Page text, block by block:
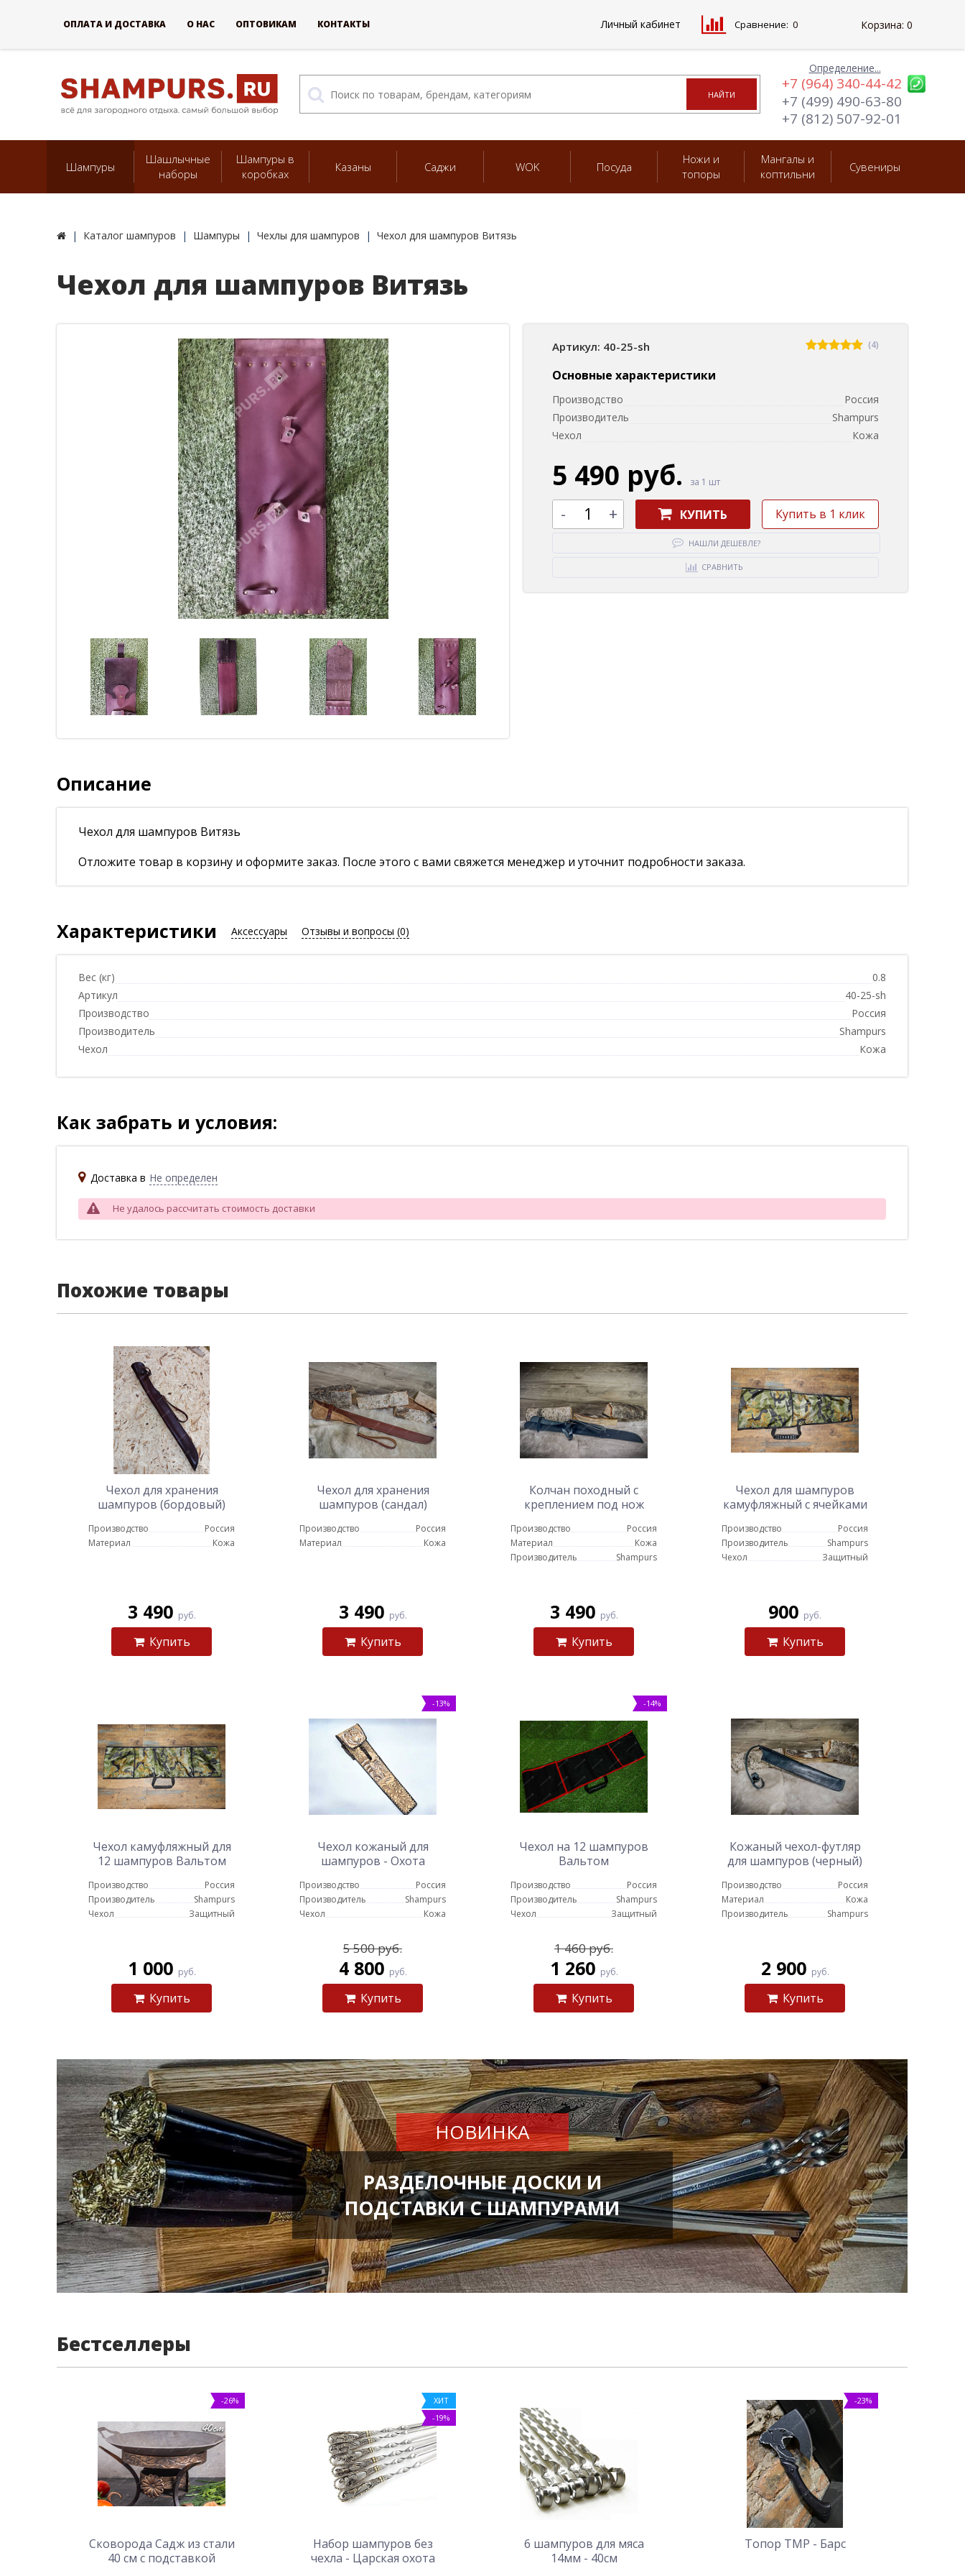
Определение...
+7 (964) 340-44-42
+7 (499) 490-63-80
+7 (812) 507-92-01
Шампуры
Шашлычные
наборы
Шампуры в
коробках
Казаны Саджи WOK Посуда
Ножи и
топоры
Мангалы и
коптильни
Сувениры
Каталог шампуров Шампуры Чехлы для шампуров Чехол для шампуров Витязь
Чехол для шампуров Витязь
Артикул: 40-25-sh (4)
Основные характеристики
Производство
Россия
Производитель
Shampurs
Чехол
Кожа
5 490 руб. за 1 шт
- + КУПИТЬ Купить в 1 клик
НАШЛИ ДЕШЕВЛЕ?
СРАВНИТЬ
Описание
Чехол для шампуров Витязь
Отложите товар в корзину и оформите заказ. После этого с вами свяжется менеджер и уточнит подробности заказа.
Характеристики Аксессуары Отзывы и вопросы (0)
Вес (кг)
0.8
Артикул
40-25-sh
Производство
Россия
Производитель
Shampurs
Чехол
Кожа
Как забрать и условия:
Доставка в Не определен
Не удалось рассчитать стоимость доставки
Похожие товары
Чехол для хранения
шампуров (бордовый)
Производство
Россия
Материал
Кожа
3 490 руб.
Купить
Чехол для хранения
шампуров (сандал)
Производство
Россия
Материал
Кожа
3 490 руб.
Купить
Колчан походный с
креплением под нож
Производство
Россия
Материал
Кожа
Производитель
Shampurs
3 490 руб.
Купить
Чехол для шампуров
камуфляжный с ячейками
Производство
Россия
Производитель
Shampurs
Чехол
Защитный
900 руб.
Купить
Чехол камуфляжный для
12 шампуров Вальтом
Производство
Россия
Производитель
Shampurs
Чехол
Защитный
1 000 руб.
Купить
-13%
Чехол кожаный для
шампуров - Охота
Производство
Россия
Производитель
Shampurs
Чехол
Кожа
5 500 руб.
4 800 руб.
Купить
-14%
Чехол на 12 шампуров
Вальтом
Производство
Россия
Производитель
Shampurs
Чехол
Защитный
1 460 руб.
1 260 руб.
Купить
Кожаный чехол-футляр
для шампуров (черный)
Производство
Россия
Материал
Кожа
Производитель
Shampurs
2 900 руб.
Купить
НОВИНКА
РАЗДЕЛОЧНЫЕ ДОСКИ И
ПОДСТАВКИ С ШАМПУРАМИ
Бестселлеры
-26%
Сковорода Садж из стали
40 см с подставкой
ХИТ
-19%
Набор шампуров без
чехла - Царская охота
6 шампуров для мяса
14мм - 40см
-23%
Топор ТМР - Барс
ОПЛАТА И ДОСТАВКА О НАС ОПТОВИКАМ КОНТАКТЫ Личный кабинет Сравнение: 0 Корзина: 0